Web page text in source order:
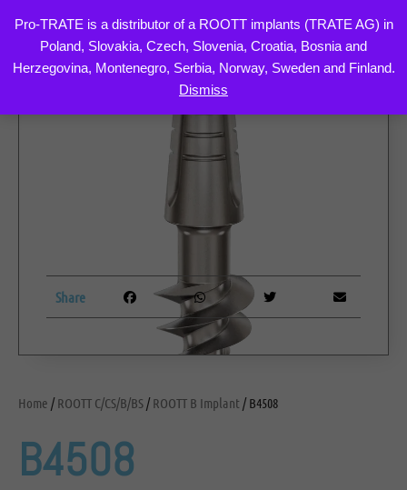
Pro-TRATE is a distributor of a ROOTT implants (TRATE AG) in
Poland, Slovakia, Czech, Slovenia, Croatia, Bosnia and
Herzegovina, Montenegro, Serbia, Norway, Sweden and Finland.
Dismiss
to
Home /ROOTT C/CS/B/BS/ROOTT B Implant / B4508
B4508
Share